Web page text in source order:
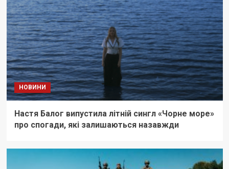
НОВИНИ
Настя Балог випустила літній сингл «Чорне море»
про спогади, які залишаються назавжди